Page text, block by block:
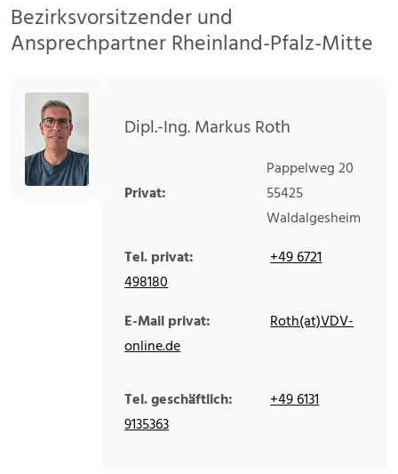
Bezirksvorsitzender und
Ansprechpartner Rheinland-Pfalz-Mitte
Dipl.-Ing. Markus Roth
Privat:
Pappelweg 20
55425
Waldalgesheim
Tel. privat:
+49 6721
498180
E-Mail privat:
Roth(at)VDV-
online.de
Tel. geschäftlich:
+49 6131
9135363